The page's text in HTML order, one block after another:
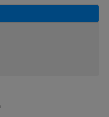
płatności